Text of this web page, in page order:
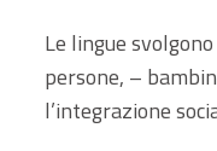
Le lingue
persone, –
l’integrazione